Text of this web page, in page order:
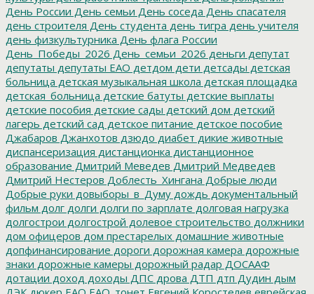
День России День семьи День соседа День спасателя
день строителя День студента день тигра день учителя
день физкультурника День флага России
День_Победы_2026 День_семьи_2026 деньги депутат
депутаты депутаты ЕАО детдом дети детсады детская
больница детская музыкальная школа детская площадка
детская_больница детские батуты детские выплаты
детские пособия детские сады детский дом детский
лагерь детский сад детское питание детское пособие
Джабаров Джанхотов дзюдо диабет дикие животные
диспансеризация дистанционка дистанционное
образование Дмитрий Меведев Дмитрий Медведев
Дмитрий Нестеров Доблесть_Хингана Добрые люди
Добрые руки довыборы_в_Думу дождь документальный
фильм долг долги долги по зарплате долговая нагрузка
долгострои долгострой долевое строительство должники
дом офицеров дом престарелых домашние животные
допфинансирование дороги дорожная камера дорожные
знаки дорожные камеры дорожный радар ДОСААФ
дотации доход доходы ДПС дрова ДТП дтп Дудин дым